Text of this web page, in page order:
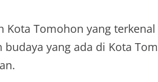
Tomohon yang
yang ada di Kota